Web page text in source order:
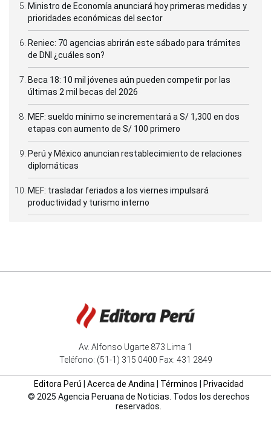
Ministro de Economía anunciará hoy primeras medidas y
prioridades económicas del sector
Reniec: 70 agencias abrirán este sábado para trámites
de DNI ¿cuáles son?
Beca 18: 10 mil jóvenes aún pueden competir por las
últimas 2 mil becas del 2026
MEF: sueldo mínimo se incrementará a S/ 1,300 en dos
etapas con aumento de S/ 100 primero
Perú y México anuncian restablecimiento de relaciones
diplomáticas
MEF: trasladar feriados a los viernes impulsará
productividad y turismo interno
Av. Alfonso Ugarte 873 Lima 1
Teléfono: (51-1) 315 0400 Fax: 431 2849
Editora Perú Acerca de Andina Términos
Privacidad
© 2025 Agencia Peruana de Noticias. Todos los derechos
reservados.